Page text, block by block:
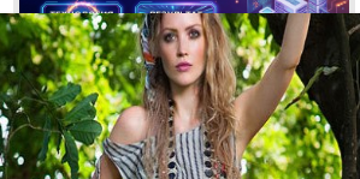
admin • 27.03.2015